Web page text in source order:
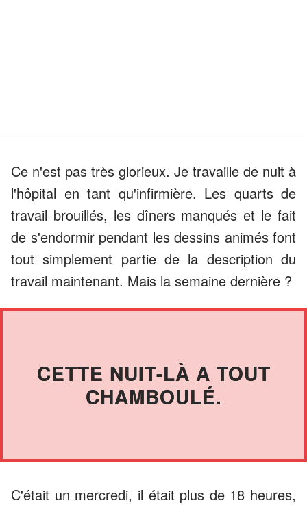
Ce n'est pas très glorieux. Je travaille de nuit à
l'hôpital en tant qu'infirmière. Les quarts de
travail brouillés, les dîners manqués et le fait
de s'endormir pendant les dessins animés font
tout simplement partie de la description du
travail maintenant. Mais la semaine dernière ?
CETTE NUIT-LÀ A TOUT
CHAMBOULÉ.
C'était un mercredi, il était plus de 18 heures,